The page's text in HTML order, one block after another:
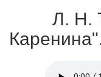
Л. Н.